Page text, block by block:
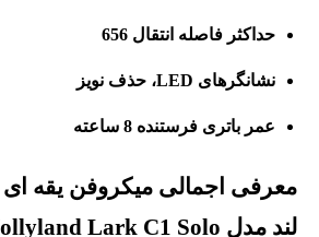
حداکثر فاصله انتقال 656
نشانگرهای LED، حذف نویز
عمر باتری فرستنده 8 ساعته
معرفی اجمالی میکروفن یقه
لند مدل Hollyland Lark C1 Solo